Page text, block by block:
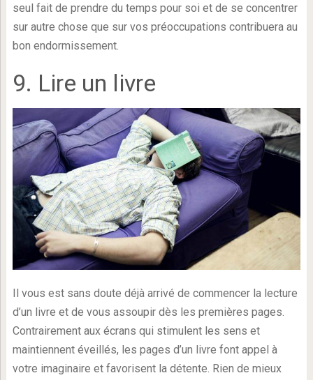
seul fait de prendre du temps pour soi et de se concentrer
sur autre chose que sur vos préoccupations contribuera au
bon endormissement.
9. Lire un livre
Il vous est sans doute déjà arrivé de commencer la lecture
d’un livre et de vous assoupir dès les premières pages.
Contrairement aux écrans qui stimulent les sens et
maintiennent éveillés, les pages d’un livre font appel à
votre imaginaire et favorisent la détente. Rien de mieux